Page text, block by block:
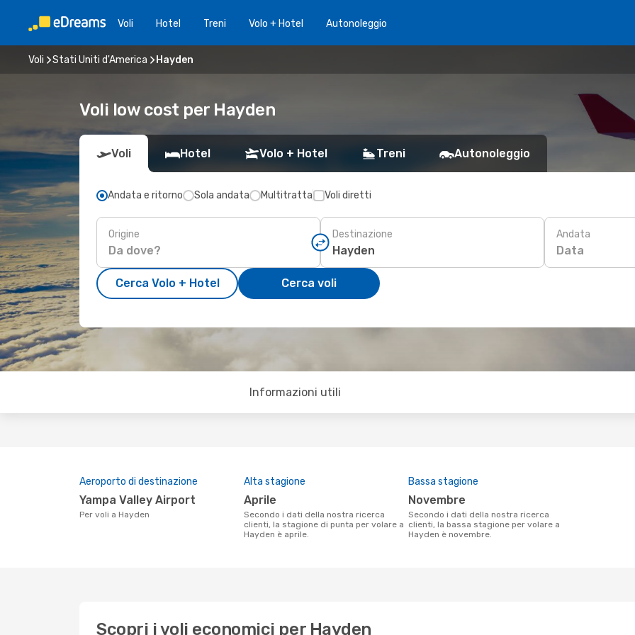
Voli Hotel Treni Volo + Hotel Autonoleggio
Voli Stati Uniti d'America Hayden
Voli low cost per Hayden
Voli Hotel Volo + Hotel Treni Autonoleggio
Andata e ritorno Sola andata Multitratta Voli diretti
Origine Destinazione Andata
Data
Cerca Volo + Hotel Cerca voli
Informazioni utili
Aeroporto di destinazione
Yampa Valley Airport
Per voli a Hayden
Alta stagione
aprile
Secondo i dati della nostra ricerca
clienti, la stagione di punta per volare a
Hayden è aprile.
Bassa stagione
novembre
Secondo i dati della nostra ricerca
clienti, la bassa stagione per volare a
Hayden è novembre.
Scopri i voli economici per Hayden